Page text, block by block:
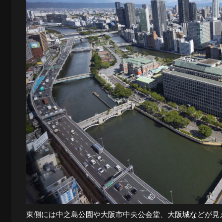
東側には中之島公園や大阪市中央公会堂、大阪城などが見